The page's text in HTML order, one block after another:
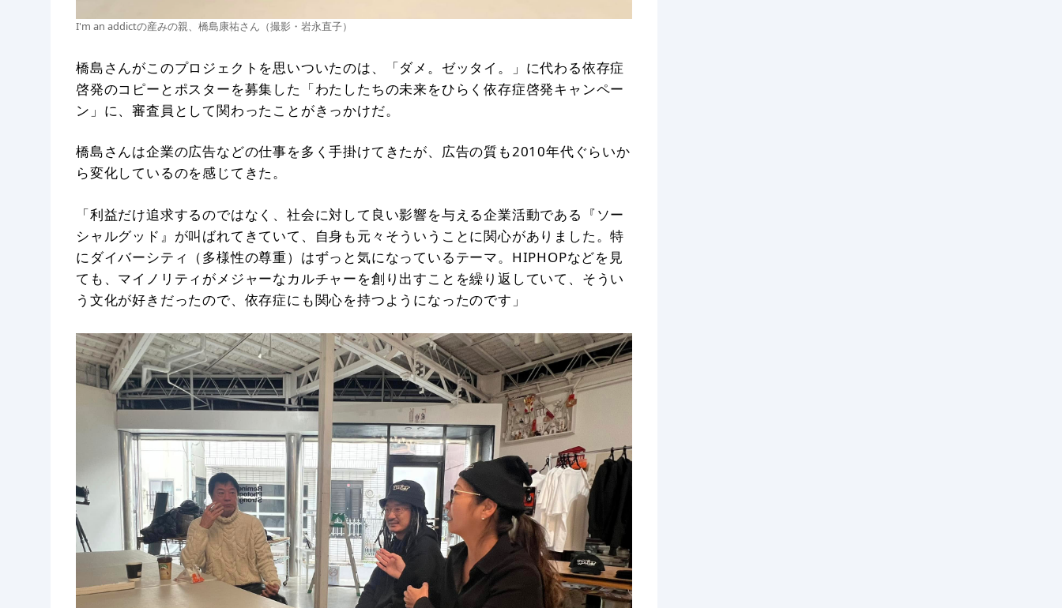
I'm an addictの産みの親、橋島康祐さん（撮影・岩永直子）
橋島さんがこのプロジェクトを思いついたのは、「ダメ。ゼッタイ。」に代わる依存症
啓発のコピーとポスターを募集した「わたしたちの未来をひらく依存症啓発キャンペー
ン」に、審査員として関わったことがきっかけだ。
橋島さんは企業の広告などの仕事を多く手掛けてきたが、広告の質も2010年代ぐらいか
ら変化しているのを感じてきた。
「利益だけ追求するのではなく、社会に対して良い影響を与える企業活動である『ソー
シャルグッド』が叫ばれてきていて、自身も元々そういうことに関心がありました。特
にダイバーシティ（多様性の尊重）はずっと気になっているテーマ。HIPHOPなどを見
ても、マイノリティがメジャーなカルチャーを創り出すことを繰り返していて、そうい
う文化が好きだったので、依存症にも関心を持つようになったのです」